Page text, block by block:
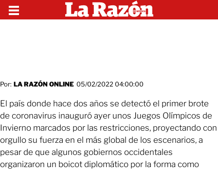
Por: LA RAZÓN ONLINE 05/02/2022 04:00:00
El país donde hace dos años se detectó el primer brote
de coronavirus inauguró ayer unos Juegos Olímpicos de
Invierno marcados por las restricciones, proyectando con
orgullo su fuerza en el más global de los escenarios, a
pesar de que algunos gobiernos occidentales
organizaron un boicot diplomático por la forma como